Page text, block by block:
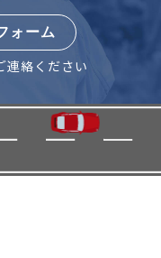
ォーム
連絡ください